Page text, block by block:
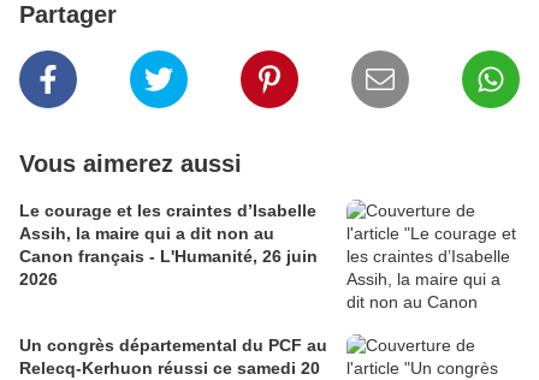
Partager
Vous aimerez aussi
Le courage et les craintes d’Isabelle
Assih, la maire qui a dit non au
Canon français - L'Humanité, 26 juin
2026
Un congrès départemental du PCF au
Relecq-Kerhuon réussi ce samedi 20